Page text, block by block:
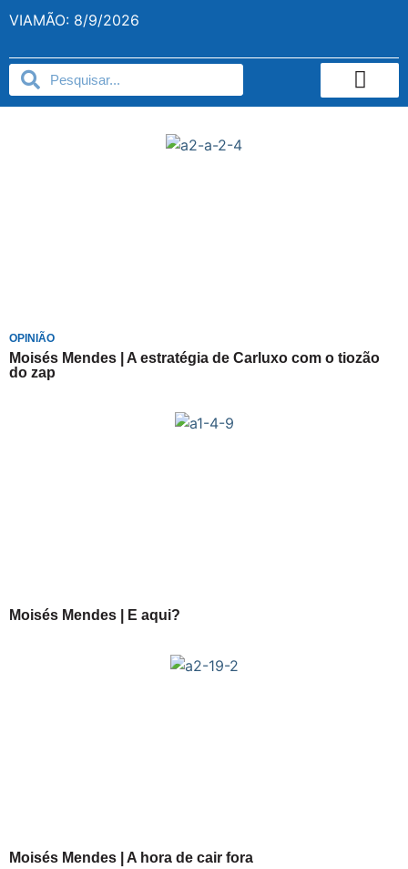
VIAMÃO: 8/9/2026
OPINIÃO
Moisés Mendes | A estratégia de Carluxo com o tiozão
do zap
Moisés Mendes | E aqui?
Moisés Mendes | A hora de cair fora